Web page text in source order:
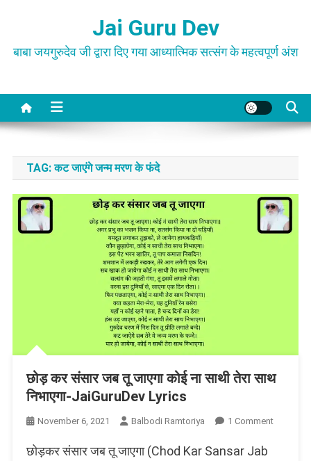
content
Jai Guru Dev
बाबा जयगुरुदेव जी द्वारा दिए गया आध्यात्मिक सत्संग के महत्वपूर्ण अंश
TAG:कट जाएंगे जन्म मरण के फंदे
छोड़ कर संसार जब तू जाएगा कोई ना साथी तेरा साथ
निभाएगा-JaiGuruDev Lyrics
November 6, 2021 Balbodi Ramtoriya 1 CommentOn
छोड़कर संसार जब तू जाएगा (Chod Kar Sansar Jab